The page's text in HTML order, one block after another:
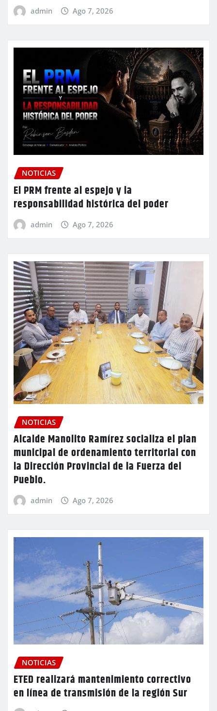
admin Ago 7, 2026
NOTICIAS
El PRM frente al espejo y la
responsabilidad histórica del poder
admin Ago 7, 2026
NOTICIAS
Alcalde Manolito Ramírez socializa el plan
municipal de ordenamiento territorial con
la Dirección Provincial de la Fuerza del
Pueblo.
admin Ago 7, 2026
NOTICIAS
ETED realizará mantenimiento correctivo
en línea de transmisión de la región Sur